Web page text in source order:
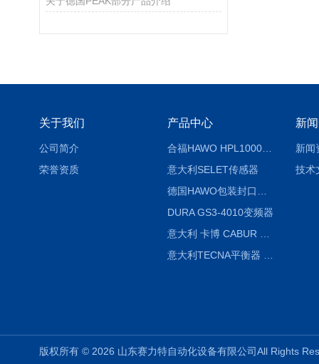
关于我们
公司简介
荣誉资质
产品中心
合福HAWO HPL1000AS封口机
意大利SELET传感器
DURA GS3-4010变频器
新
新闻
技术
版权所有 © 2026 山东赛力特自动化设备有限公司All Rights